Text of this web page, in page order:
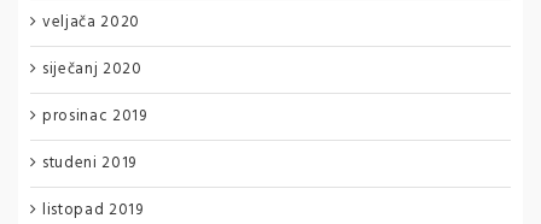
veljača 2020
siječanj 2020
prosinac 2019
studeni 2019
listopad 2019